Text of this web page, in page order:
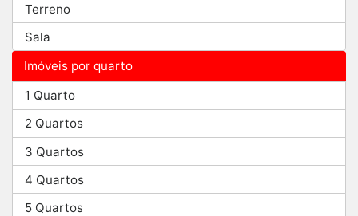
Terreno
Sala
Imóveis por quarto
1 Quarto
2 Quartos
3 Quartos
4 Quartos
5 Quartos